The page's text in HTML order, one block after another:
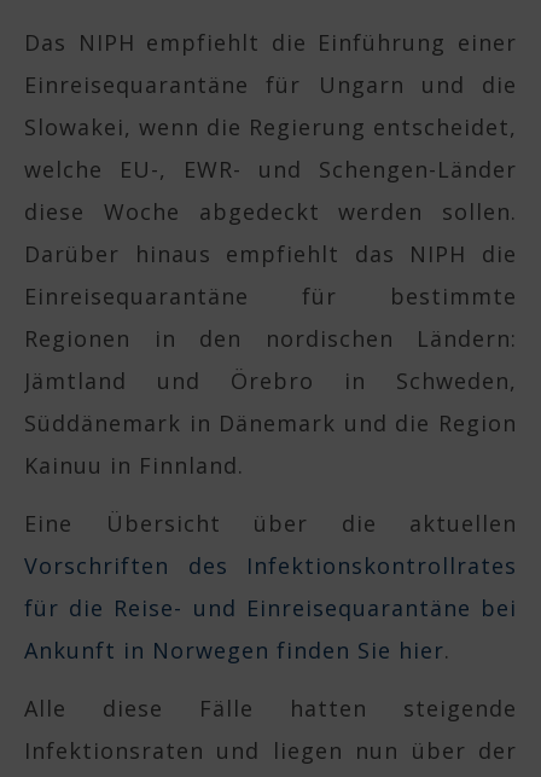
Das NIPH empfiehlt die Einführung einer
Einreisequarantäne für Ungarn und die
Slowakei, wenn die Regierung entscheidet,
welche EU-, EWR- und Schengen-Länder
diese Woche abgedeckt werden sollen.
Darüber hinaus empfiehlt das NIPH die
Einreisequarantäne für bestimmte
Regionen in den nordischen Ländern:
Jämtland und Örebro in Schweden,
Süddänemark in Dänemark und die Region
Kainuu in Finnland.
Eine Übersicht über die aktuellen
Vorschriften des Infektionskontrollrates
für die Reise- und Einreisequarantäne bei
Ankunft in Norwegen finden Sie hier.
Alle diese Fälle hatten steigende
Infektionsraten und liegen nun über der